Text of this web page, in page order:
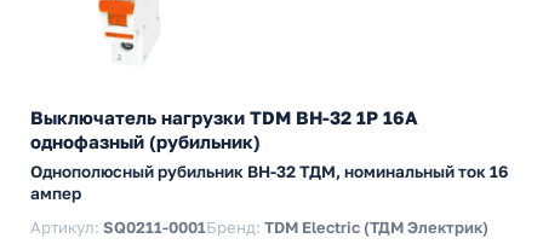
Выключатель нагрузки TDM ВН-32 1P 16A
однофазный (рубильник)
Однополюсный рубильник BH-32 ТДМ, номинальный ток 16
ампер
Артикул: SQ0211-0001Бренд: TDM Electric (ТДМ Электрик)